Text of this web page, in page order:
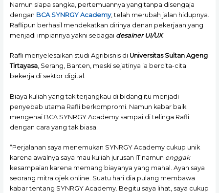
Namun siapa sangka, pertemuannya yang tanpa disengaja
dengan BCA SYNRGY Academy, telah merubah jalan hidupnya.
Raflipun berhasil mendekatkan dirinya denan pekerjaan yang
menjadi impiannya yakni sebagai desainer UI/UX.
Rafli menyelesaikan studi Agribisnis di Universitas Sultan Ageng
Tirtayasa, Serang, Banten, meski sejatinya ia bercita-cita
bekerja di sektor digital.
Biaya kuliah yang tak terjangkau di bidang itu menjadi
penyebab utama Rafli berkompromi. Namun kabar baik
mengenai BCA SYNRGY Academy sampai di telinga Rafli
dengan cara yang tak biasa.
“Perjalanan saya menemukan SYNRGY Academy cukup unik
karena awalnya saya mau kuliah jurusan IT namun enggak
kesampaian karena memang biayanya yang mahal. Ayah saya
seorang mitra ojek online. Suatu hari dia pulang membawa
kabar tentang SYNRGY Academy. Begitu saya lihat, saya cukup